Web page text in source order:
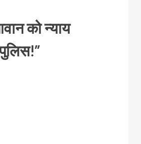
को न्याय